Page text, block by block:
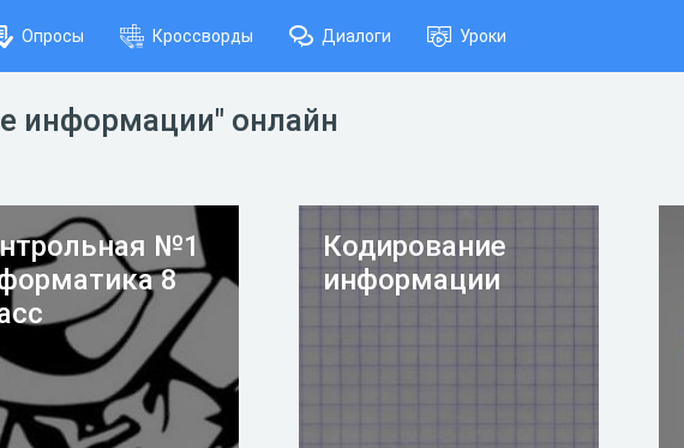
Опросы Кроссворды Диалоги Уроки
информации" онлайн
№1
8
Кодирование
информации